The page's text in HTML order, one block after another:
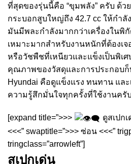
ที่สุดของรุ่นนี้คือ “ขุมพลัง” ครับ ด้ว
กระบอกสูบใหญ่ถึง 42.7 cc ให้กำลั
มันมีพละกำลังมากกว่าเครื่องในพิ
เหมาะมากสำหรับงานหนักที่ต้องเ
หรือวัชพืชที่เหนียวและแข็งเป็นพิเ
คุณภาพของวัสดุและการประกอบ
Hyundai คือดูแข็งแรง ทนทาน และ
ความรู้สึกมั่นใจทุกครั้งที่ใช้งานครับ
[expand title=”>>>
ดูสเปก
<<<” swaptitle=”>>> ซ่อน <<<”
tringclass=”arrowleft”]
สเปกเด่น